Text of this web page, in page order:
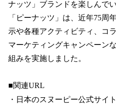
ナッツ」ブランドを楽しんで
「ピーナッツ」は、近年75周
示や各種アクティビティ、コ
マーケティングキャンペーン
組みを実施しました。
■関連URL
・日本のスヌーピー公式サイト